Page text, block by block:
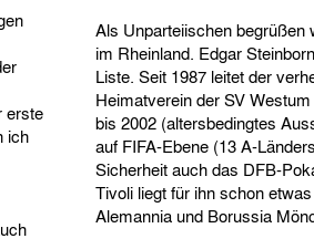
erste
ich
Als Unparteiischen
im Rheinland. Edgar
Liste. Seit 1987 leitet der
Heimatverein der SV
bis 2002 (altersbedingtes
auf FIFA-Ebene (13 A-
Sicherheit auch das DFB-
Tivoli liegt für ihn schon
Alemannia und Borussia